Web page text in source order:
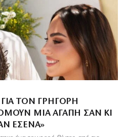
ΤΟΝ ΓΡΗΓΌΡΗ
ΜΙΑ ΑΓΆΠΗ ΣΑΝ ΚΙ
ΕΣΈΝΑ»